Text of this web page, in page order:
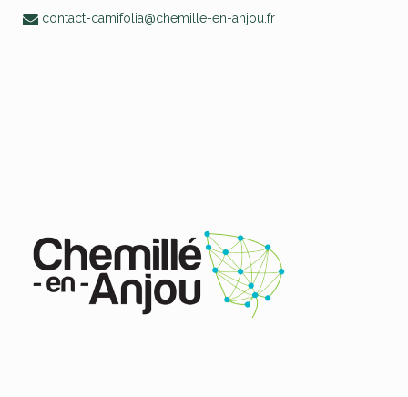
contact-camifolia@chemille-en-anjou.fr